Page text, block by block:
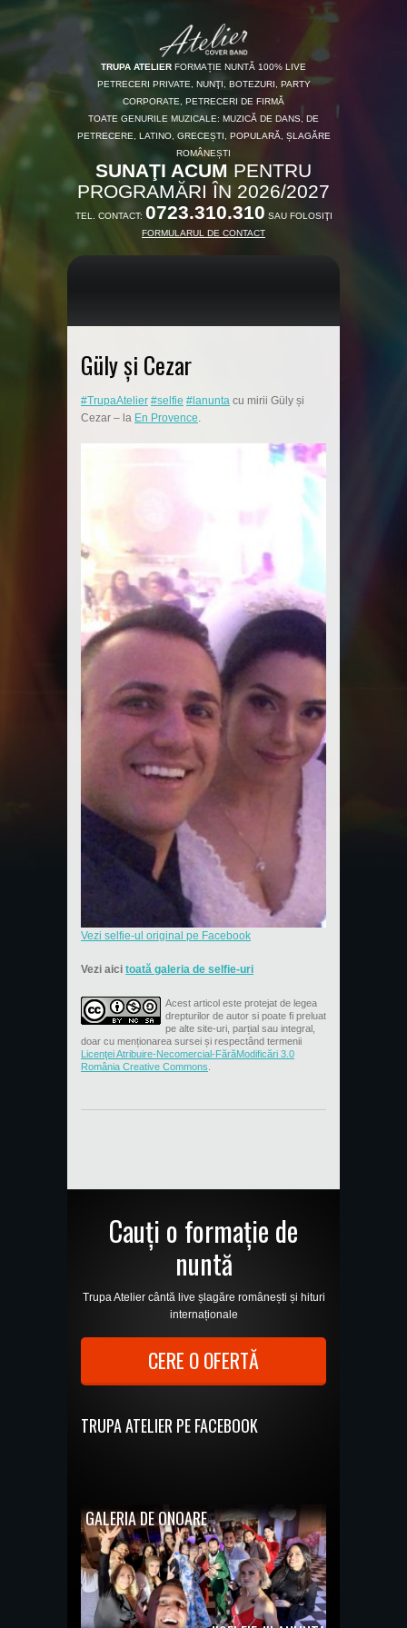
TRUPA ATELIER FORMAȚIE NUNTĂ 100% LIVE
PETRECERI PRIVATE, NUNŢI, BOTEZURI, PARTY
CORPORATE, PETRECERI DE FIRMĂ
TOATE GENURILE MUZICALE: MUZICĂ DE DANS, DE
PETRECERE, LATINO, GRECEȘTI, POPULARĂ, ȘLAGĂRE
ROMÂNEȘTI
SUNAŢI ACUM PENTRU
PROGRAMĂRI ÎN 2026/2027
TEL. CONTACT: 0723.310.310 SAU FOLOSIŢI
FORMULARUL DE CONTACT
Güly și Cezar
#TrupaAtelier #selfie #lanunta cu mirii Güly și
Cezar – la En Provence
Vezi selfie-ul original pe Facebook
Vezi aici toată galeria de selfie-uri
Acest articol este protejat de legea
drepturilor de autor si poate fi preluat
pe alte site-uri, parțial sau integral,
doar cu menționarea sursei și respectând termenii
Licenţei Atribuire-Necomercial-FărăModificări 3.0
România Creative Commons
Cauți o formație de
nuntă
Trupa Atelier cântă live șlagăre românești și hituri
internaționale
CERE O OFERTĂ
TRUPA ATELIER PE FACEBOOK
GALERIA DE ONOARE